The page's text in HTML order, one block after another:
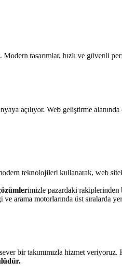
tasarımlar, hızlı ve güvenli
açılıyor. Web geliştirme
teknolojileri kullanarak, web
imizle pazardaki rakiplerinden
arama motorlarında üst sıralarda
bir takımımızla hizmet veriyoruz.